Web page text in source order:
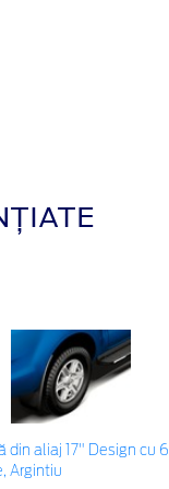
din aliaj 17" Design cu 6
Argintiu